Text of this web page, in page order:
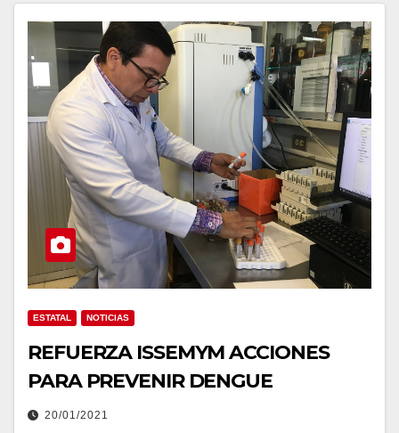
ESTATAL NOTICIAS
REFUERZA ISSEMYM ACCIONES
PARA PREVENIR DENGUE
20/01/2021